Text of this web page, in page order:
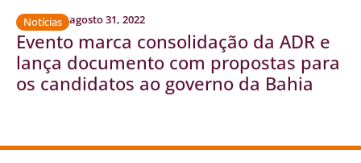
Notícias agosto 31, 2022
Evento marca consolidação da ADR e
lança documento com propostas para
os candidatos ao governo da Bahia